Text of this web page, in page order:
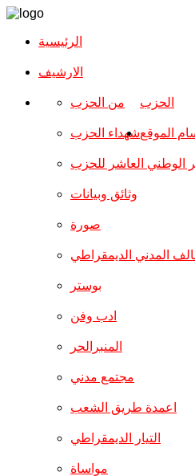
الرئيسية
الارشیف
الحزب من الحزب
شهداء الحزب
الوطني العاشر للحزب
وثائق وبيانات
الموقع
صورة
المدني الديمقراطي
بوستر
ادب وفن
المنبرالحر
مجتمع مدني
اعمدة طريق الشعب
التيار الديمقراطي
مواساة